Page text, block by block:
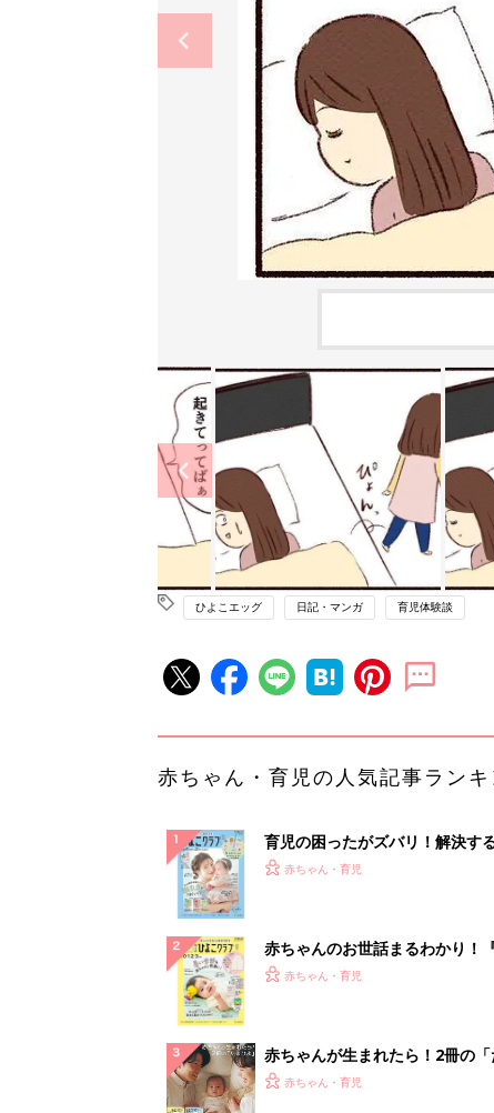
ひよこエッグ 日記・マンガ 育児体験談
赤ちゃん・育児の人気記事ラン
育児の困ったがズバリ！解決す
『ひよこクラブ 夏号』 4カ月～
赤ちゃん・育児
赤ちゃんのお世話まるわかり！
てのひよこクラブ 夏号』〈巻頭
赤ちゃん・育児
赤ちゃんが生まれたら！2冊の「
ひよ」
赤ちゃん・育児